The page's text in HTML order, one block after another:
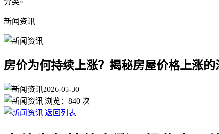
分类»
新闻资讯
房价为何持续上涨？揭秘房屋价格上涨的
2026-05-30
浏览： 840 次
返回列表